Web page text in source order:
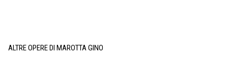
ALTRE OPERE DI MAROTTA GINO